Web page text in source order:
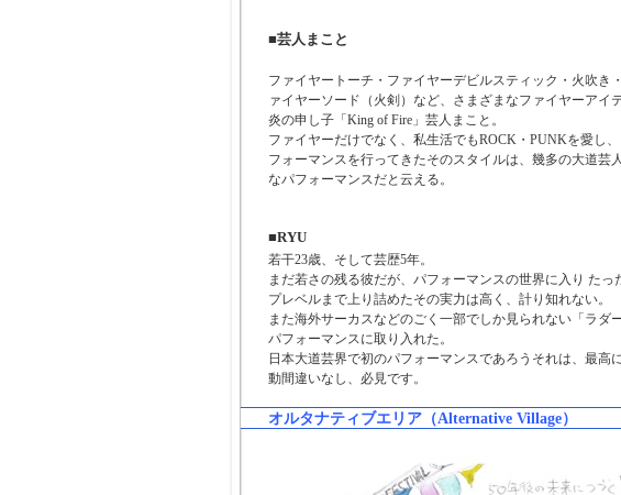
■芸人まこと
ファイヤートーチ・ファイヤーデビルスティック・火吹き
ァイヤーソード（火剣）など、さまざまなファイヤーアイ
炎の申し子「King of Fire」芸人まこと。
ファイヤーだけでなく、私生活でもROCK・PUNKを愛し
フォーマンスを行ってきたそのスタイルは、幾多の大道芸
なパフォーマンスだと云える。
■RYU
若干23歳、そして芸歴5年。
まだ若さの残る彼だが、パフォーマンスの世界に入り たっ
プレベルまで上り詰めたその実力は高く、計り知れない。
また海外サーカスなどのごく一部でしか見られない「ラダ
パフォーマンスに取り入れた。
日本大道芸界で初のパフォーマンスであろうそれは、最高
動間違いなし、必見です。
オルタナティブエリア（Alternative Village）